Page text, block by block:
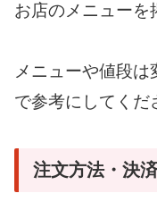
お店のメニューを
メニューや値段
で参考にしてくだ
注文方法・決